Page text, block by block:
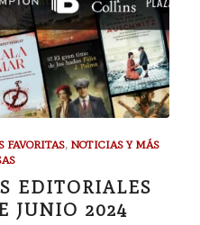
FAVORITAS, NOTICIAS Y MÁS
EDITORIALES
JUNIO 2024